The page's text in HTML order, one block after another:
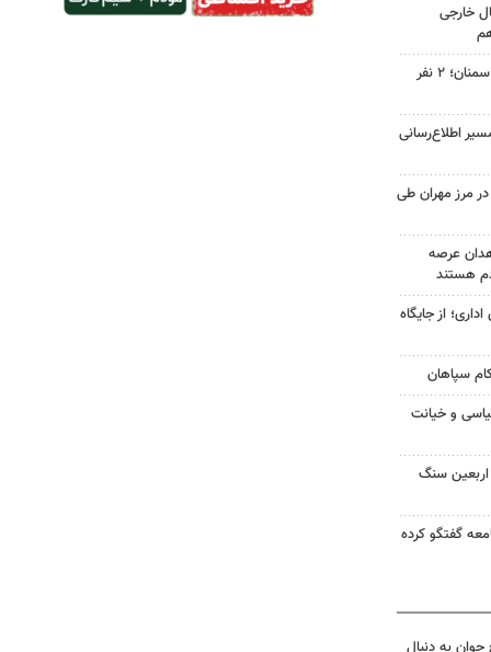
خارجی
واژگونی دو خودرو در جاده‌های سمنان؛ ۲ نفر
اطلاع‌رسانی
هزار تردد در مرز مهران طی
عرصه
هستند
از جایگاه
سپاهان
و خیانت
اربعین سنگ
گفتگو کرده
به دنبال